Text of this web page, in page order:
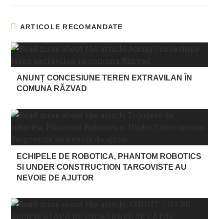
ARTICOLE RECOMANDATE
ANUNȚ CONCESIUNE TEREN EXTRAVILAN ÎN
COMUNA RĂZVAD
ECHIPELE DE ROBOTICA, PHANTOM ROBOTICS
SI UNDER CONSTRUCTION TARGOVISTE AU
NEVOIE DE AJUTOR